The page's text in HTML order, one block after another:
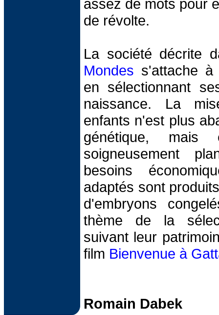
assez de mots pour
de révolte.
La société décrite
Mondes s'attache à
en sélectionnant
naissance. La
enfants n'est plus
génétique,
soigneusement
besoins
adaptés sont
d'embryons
thème de la
suivant leur
film Bienvenue à
Romain Dabek